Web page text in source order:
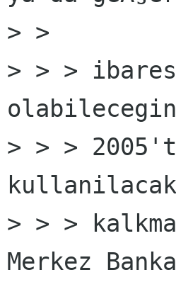
> >
> > >
> > >
> > >
Merkez